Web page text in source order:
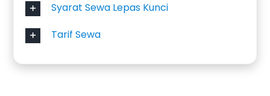
Syarat Sewa Lepas Kunci
Tarif Sewa